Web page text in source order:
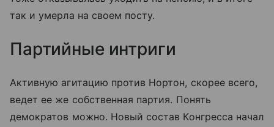
так и умерла на своем посту.
Партийные интриги
Активную агитацию против Нортон, скорее всего,
ведет ее же собственная партия. Понять
демократов можно. Новый состав Конгресса начал